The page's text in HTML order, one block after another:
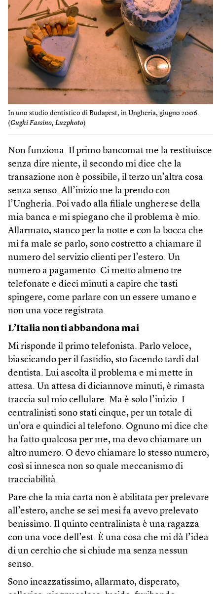
In uno studio dentistico di Budapest, in Ungheria, giugno 2006.
(Gughi Fassino, Luzphoto)
Non funziona. Il primo bancomat me la restituisce
senza dire niente, il secondo mi dice che la
transazione non è possibile, il terzo un’altra cosa
senza senso. All’inizio me la prendo con
l’Ungheria. Poi vado alla filiale ungherese della
mia banca e mi spiegano che il problema è mio.
Allarmato, stanco per la notte e con la bocca che
mi fa male se parlo, sono costretto a chiamare il
numero del servizio clienti per l’estero. Un
numero a pagamento. Ci metto almeno tre
telefonate e dieci minuti a capire che tasti
spingere, come parlare con un essere umano e
non una voce registrata.
L’Italia non ti abbandona mai
Mi risponde il primo telefonista. Parlo veloce,
biascicando per il fastidio, sto facendo tardi dal
dentista. Lui ascolta il problema e mi mette in
attesa. Un attesa di diciannove minuti, è rimasta
traccia sul mio cellulare. Ma è solo l’inizio. I
centralinisti sono stati cinque, per un totale di
un’ora e quindici al telefono. Ognuno mi dice che
ha fatto qualcosa per me, ma devo chiamare un
altro numero. O devo chiamare lo stesso numero,
così si innesca non so quale meccanismo di
tracciabilità.
Pare che la mia carta non è abilitata per prelevare
all’estero, anche se sei mesi fa avevo prelevato
benissimo. Il quinto centralinista è una ragazza
con una voce dell’est. È una cosa che mi dà l’idea
di un cerchio che si chiude ma senza nessun
senso.
Sono incazzatissimo, allarmato, disperato,